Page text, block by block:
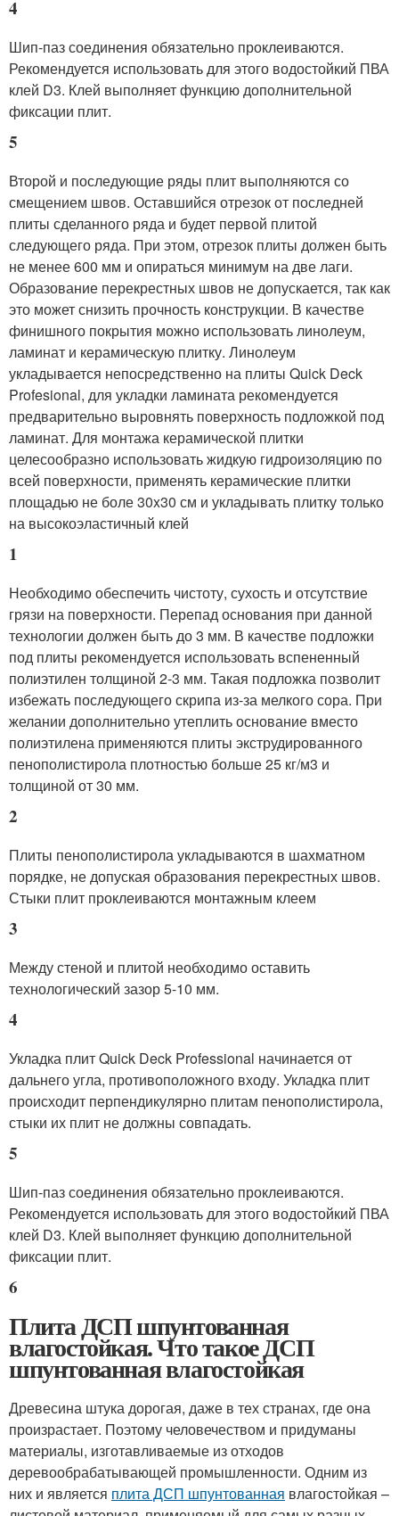
4
Шип-паз соединения обязательно проклеиваются.
Рекомендуется использовать для этого водостойкий ПВА
клей D3. Клей выполняет функцию дополнительной
фиксации плит.
5
Второй и последующие ряды плит выполняются со
смещением швов. Оставшийся отрезок от последней
плиты сделанного ряда и будет первой плитой
следующего ряда. При этом, отрезок плиты должен быть
не менее 600 мм и опираться минимум на две лаги.
Образование перекрестных швов не допускается, так как
это может снизить прочность конструкции. В качестве
финишного покрытия можно использовать линолеум,
ламинат и керамическую плитку. Линолеум
укладывается непосредственно на плиты Quick Deck
Profesional, для укладки ламината рекомендуется
предварительно выровнять поверхность подложкой под
ламинат. Для монтажа керамической плитки
целесообразно использовать жидкую гидроизоляцию по
всей поверхности, применять керамические плитки
площадью не боле 30x30 см и укладывать плитку только
на высокоэластичный клей
1
Необходимо обеспечить чистоту, сухость и отсутствие
грязи на поверхности. Перепад основания при данной
технологии должен быть до 3 мм. В качестве подложки
под плиты рекомендуется использовать вспененный
полиэтилен толщиной 2-3 мм. Такая подложка позволит
избежать последующего скрипа из-за мелкого сора. При
желании дополнительно утеплить основание вместо
полиэтилена применяются плиты экструдированного
пенополистирола плотностью больше 25 кг/м3 и
толщиной от 30 мм.
2
Плиты пенополистирола укладываются в шахматном
порядке, не допуская образования перекрестных швов.
Стыки плит проклеиваются монтажным клеем
3
Между стеной и плитой необходимо оставить
технологический зазор 5-10 мм.
4
Укладка плит Quick Deck Professional начинается от
дальнего угла, противоположного входу. Укладка плит
происходит перпендикулярно плитам пенополистирола,
стыки их плит не должны совпадать.
5
Шип-паз соединения обязательно проклеиваются.
Рекомендуется использовать для этого водостойкий ПВА
клей D3. Клей выполняет функцию дополнительной
фиксации плит.
6
Плита ДСП шпунтованная
влагостойкая. Что такое ДСП
шпунтованная влагостойкая
Древесина штука дорогая, даже в тех странах, где она
произрастает. Поэтому человечеством и придуманы
материалы, изготавливаемые из отходов
деревообрабатывающей промышленности. Одним из
них и является плита ДСП шпунтованная влагостойкая –